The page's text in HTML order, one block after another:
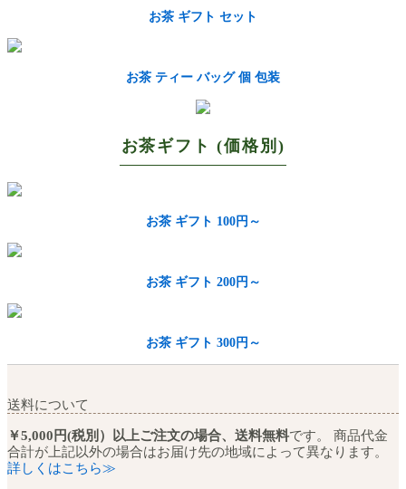
お茶 ギフト セット
お茶 ティー バッグ 個 包装
お茶ギフト (価格別)
お茶 ギフト 100円～
お茶 ギフト 200円～
お茶 ギフト 300円～
送料について
￥5,000円(税別）以上ご注文の場合、送料無料です。 商品代金
合計が上記以外の場合はお届け先の地域によって異なります。
詳しくはこちら≫